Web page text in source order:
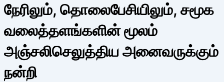
நேரிலும், தொலைபேசியிலும், சமூக
வலைத்தளங்களின் மூலம்
அஞ்சலிசெலுத்திய அனைவருக்கும்
நன்றி